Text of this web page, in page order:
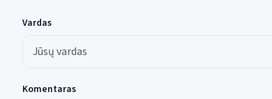
Vardas
Komentaras